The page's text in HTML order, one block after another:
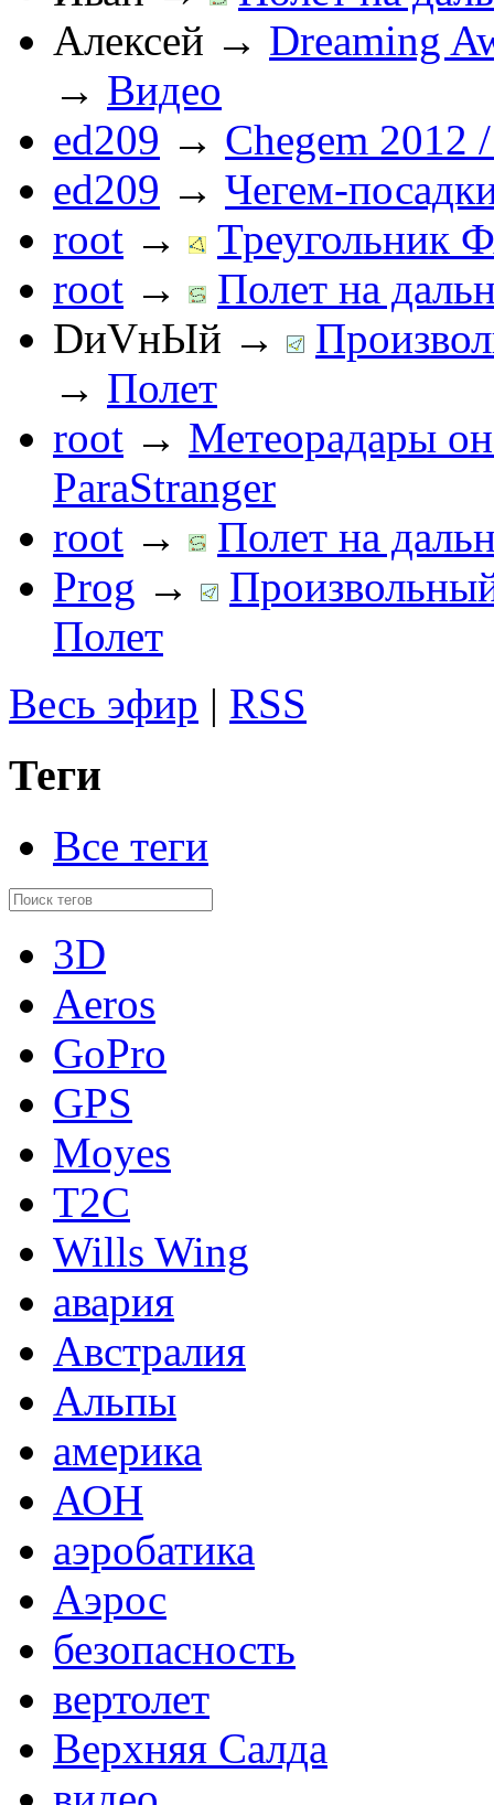
Алексей → Dreaming
→ Видео
ed209 → Chegem 2012
ed209 → Чегем-
root →
Треугольник
root →
Полет на
DиVнЫй →
→ Полет
root → Метеорадары
ParaStranger
root →
Полет на
Prog →
Полет
Весь эфир | RSS
Теги
Все теги
3D
Aeros
GoPro
GPS
Moyes
T2C
Wills Wing
авария
Австралия
Альпы
америка
АОН
аэробатика
Аэрос
безопасность
вертолет
Верхняя Салда